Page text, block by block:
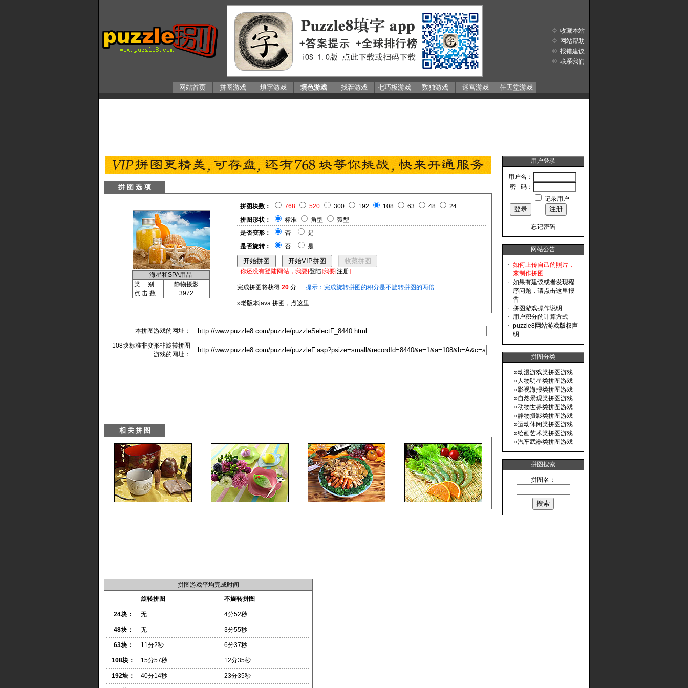
网站首页 拼图游戏 填字游戏 填色游戏 找茬游戏 七巧板游戏 数独游戏 迷宫游戏 任天堂游戏
收藏本站
网站帮助
报错建议
联系我们
拼 图 选 项
海星和SPA用品
类 别:
静物摄影
点 击 数:
3972
拼图块数： 768 520 300 192 108 63 48
24
拼图形状：
标准 角型
弧型
是否变形：
否
是
是否旋转：
否 是
你还没有登陆网站，我要[登陆]我要[注册]
完成拼图将获得 20 分 提示：完成旋转拼图的积分是不旋转拼图的两倍
»老版本java 拼图，点这里
本拼图游戏的网址：
108块标准非变形非旋转拼图
游戏的网址：
拼图游戏平均完成时间
旋转拼图
不旋转拼图
24块： 无 4分52秒
48块： 无 3分55秒
63块： 11分2秒 6分37秒
108块： 15分57秒 12分35秒
192块： 40分14秒 23分35秒
用户登录
用户名：
密 码：
记录用户
忘记密码
网站公告
· 如何上传自己的照片，
来制作拼图
· 如果有建议或者发现程
序问题，请点击这里报
告
· 拼图游戏操作说明
· 用户积分的计算方式
· puzzle8网站游戏版权声
明
拼图分类
»动漫游戏类拼图游戏
»人物明星类拼图游戏
»影视海报类拼图游戏
»自然景观类拼图游戏
»动物世界类拼图游戏
»静物摄影类拼图游戏
»运动休闲类拼图游戏
»绘画艺术类拼图游戏
»汽车武器类拼图游戏
拼图搜索
拼图名：